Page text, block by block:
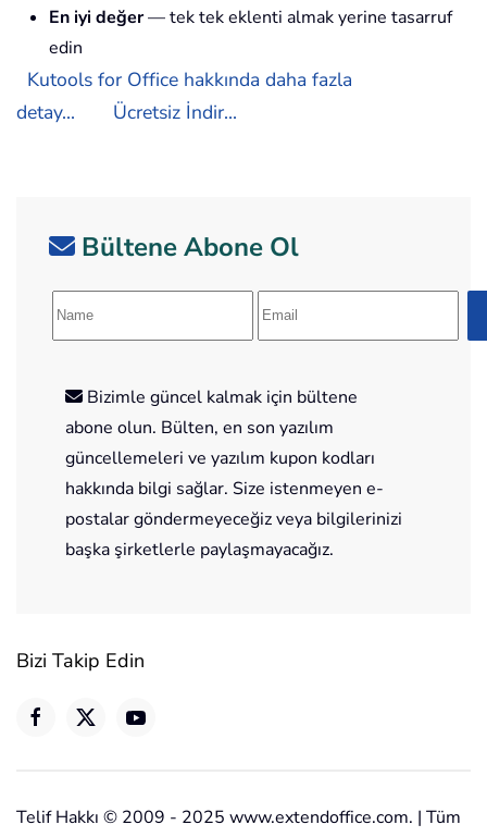
En iyi değer— tek tek eklenti almak yerine tasarruf
edin
Kutools for Office hakkında daha fazla
detay...
Ücretsiz İndir...
Bültene Abone Ol
Bizimle güncel kalmak için bültene
abone olun. Bülten, en son yazılım
güncellemeleri ve yazılım kupon kodları
hakkında bilgi sağlar. Size istenmeyen e-
postalar göndermeyeceğiz veya bilgilerinizi
başka şirketlerle paylaşmayacağız.
Bizi Takip Edin
Telif Hakkı © 2009 - 2025 www.extendoffice.com. | Tüm